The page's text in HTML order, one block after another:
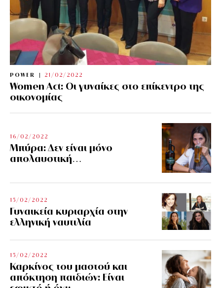
POWER 21/02/2022
Women Act: Οι γυναίκες στο επίκεντρο της
οικονομίας
16/02/2022
Μπύρα: Δεν είναι μόνο
απολαυστική…
15/02/2022
Γυναικεία κυριαρχία στην
ελληνική ναυτιλία
15/02/2022
Καρκίνος του μαστού και
απόκτηση παιδιών: Είναι